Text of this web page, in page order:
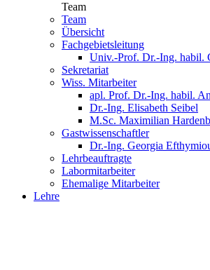
Team
Team
Übersicht
Fachgebietsleitung
Univ.-Prof. Dr.-Ing. habil.
Sekretariat
Wiss. Mitarbeiter
apl. Prof. Dr.-Ing. habil.
Dr.-Ing. Elisabeth Seibel
M.Sc. Maximilian
Gastwissenschaftler
Dr.-Ing. Georgia
Lehrbeauftragte
Labormitarbeiter
Ehemalige Mitarbeiter
Lehre